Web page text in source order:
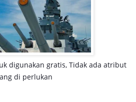
digunakan gratis, Tidak ada atribut
di perlukan